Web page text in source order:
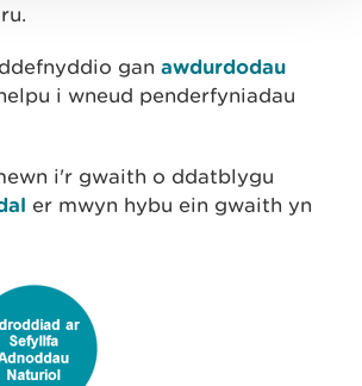
gan awdurdodau
i wneud penderfyniadau
i'r gwaith o ddatblygu
er mwyn hybu ein gwaith yn